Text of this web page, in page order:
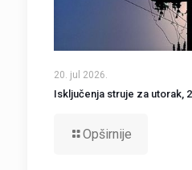
20. jul 2026.
Isključenja struje za utorak,
Opširnije